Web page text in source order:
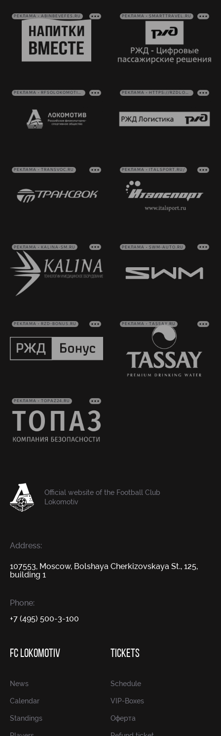
РЕКЛАМА • ABINBEVEFES.RU РЕКЛАМА • SMARTTRAVEL.RU
РЕКЛАМА • RFSOLOKOMOTIV.RU РЕКЛАМА • HTTPS://RZDLOG.RU/
РЕКЛАМА • TRANSVOC.RU РЕКЛАМА • ITALSPORT.RU/
РЕКЛАМА • KALINA-SM.RU РЕКЛАМА • SWM-AUTO.RU
РЕКЛАМА • RZD-BONUS.RU РЕКЛАМА • TASSAY.RU
РЕКЛАМА • TOPAZ24.RU
Official website of the Football Club
Lokomotiv
Address:
107553, Moscow, Bolshaya Cherkizovskaya St., 125,
building 1
Phone:
+7 (495) 500-3-100
FC LOKOMOTIV
News
Calendar
Standings
TICKETS
Schedule
VIP-Boxes
Оферта